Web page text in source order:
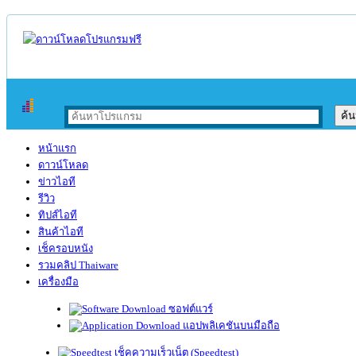
หน้าแรก
ดาวน์โหลด
ข่าวไอที
รีวิว
ทิปส์ไอที
สินค้าไอที
เช็ครอบหนัง
รวมคลิป Thaiware
เครื่องมือ
ซอฟต์แวร์
แอปพลิเคชันบนมือถือ
เช็คความเร็วเน็ต (Speedtest)